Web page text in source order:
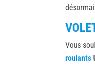
Vous
roulants